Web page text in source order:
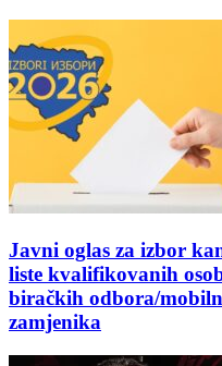
Javni oglas za izbor
liste kvalifikovanih
biračkih odbora/
zamjenika